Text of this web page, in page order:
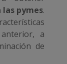
las pymes.
a
de